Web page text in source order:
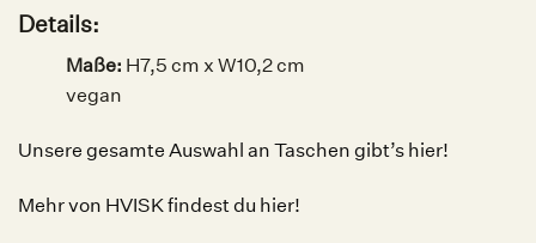
Details:
Maße: H7,5 cm x W10,2 cm
vegan
Unsere gesamte Auswahl an Taschen gibt’s hier!
Mehr von HVISK findest du hier!